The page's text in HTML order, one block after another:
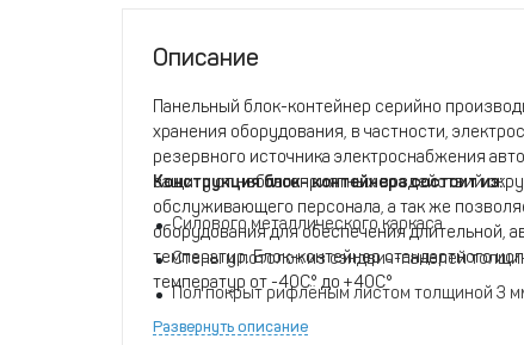
Описание
Панельный блок-контейнер серийно
хранения оборудования, в частности,
резервного источника электроснабжения
защиту от неблагоприятных воздействий
обслуживающего персонала, а так же
оборудования для обеспечения длительной,
температур. Блок-контейнер стандартного
температур от -40С° до +40С°
Конструкция блок- контейнера состоит из:
Силового металлического каркаса
Стены и потолок из сэндвич-панелей
Пол покрыт рифлёным листом толщиной 3
Входная стандартная дверь.
Развернуть описание